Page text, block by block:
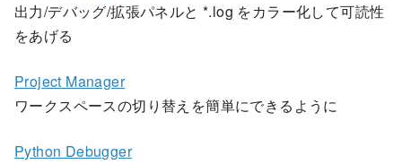
出力/デバッグ/拡張パネルと *.log をカラー化して可読性
をあげる
Project Manager
ワークスペースの切り替えを簡単にできるように
Python Debugger